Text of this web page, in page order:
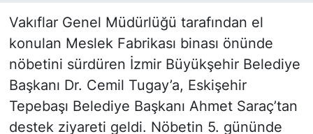
Vakıflar Genel Müdürlüğü tarafından el
konulan Meslek Fabrikası binası önünde
nöbetini sürdüren İzmir Büyükşehir Belediye
Başkanı Dr. Cemil Tugay’a, Eskişehir
Tepebaşı Belediye Başkanı Ahmet Saraç’tan
destek ziyareti geldi. Nöbetin 5. gününde